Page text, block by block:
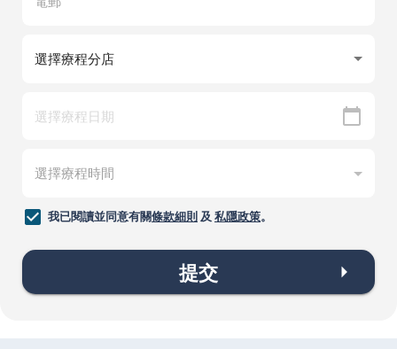
我已閱讀並同意有關條款細則及 私隱政策。
提交